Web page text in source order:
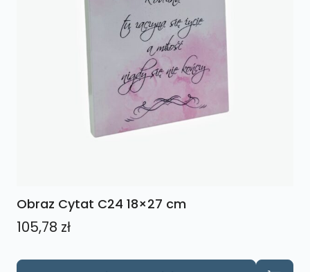
Obraz Cytat C24 18×27 cm
105,78 zł